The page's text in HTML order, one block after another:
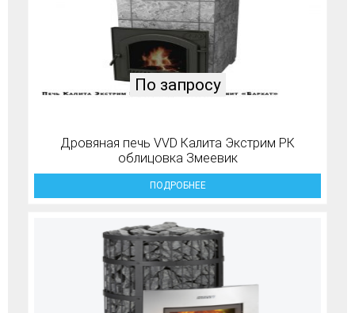
Дровяная печь VVD Калита Экстрим РК
облицовка Змеевик
По запросу
ПОДРОБНЕЕ